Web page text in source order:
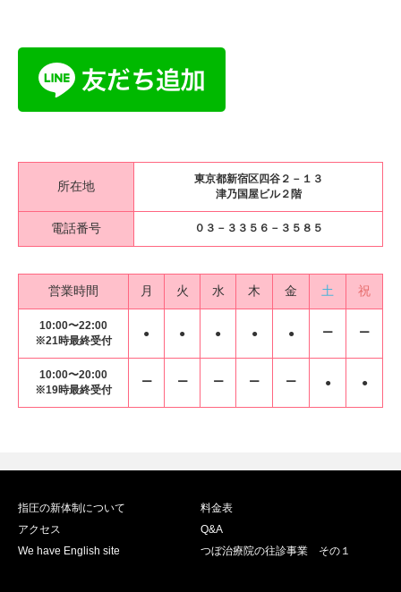
所在地
東京都新宿区四谷２－１３
津乃国屋ビル２階
電話番号 ０３－３３５６－３５８５
営業時間 月 火 水 木 金 土 祝
10:00〜22:00
※21時最終受付
● ● ● ● ● ー ー
10:00〜20:00
※19時最終受付
ー ー ー ー ー ● ●
指圧の新体制について
料金表
アクセス
Q&A
We have English site
つぼ治療院の往診事業 その１